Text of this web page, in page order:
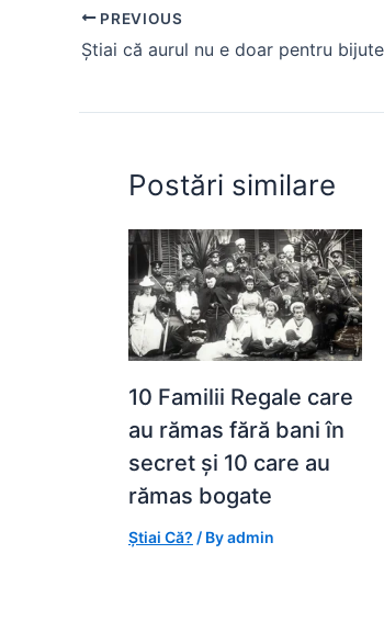
b
o
o
A
p
p
e
n
g
st t
PREVIOUS
Postări similare
10 Familii Regale care
au rămas fără bani în
secret și 10 care au
rămas bogate
Știai Că? / Byadmin